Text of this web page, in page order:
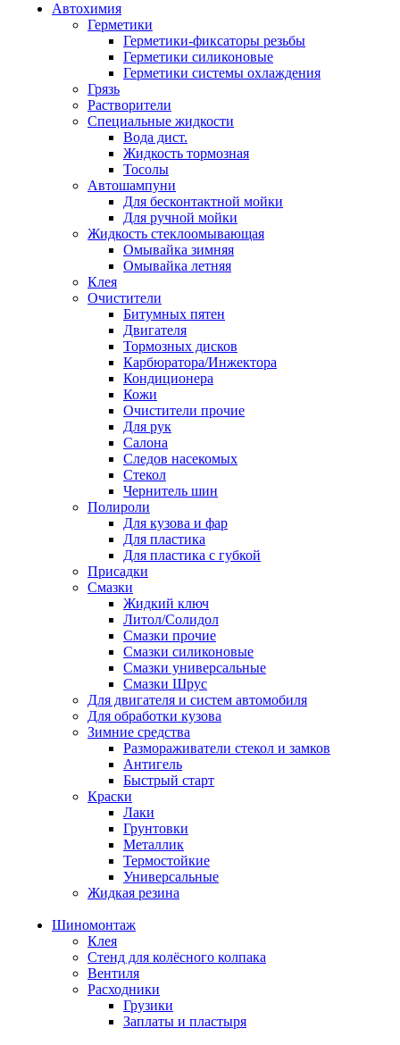
Автохимия
Герметики
Герметики-фиксаторы резьбы
Герметики силиконовые
Герметики системы охлаждения
Грязь
Растворители
Специальные жидкости
Вода дист.
Жидкость тормозная
Тосолы
Автошампуни
Для бесконтактной мойки
Для ручной мойки
Жидкость стеклоомывающая
Омывайка зимняя
Омывайка летняя
Клея
Очистители
Битумных пятен
Двигателя
Тормозных дисков
Карбюратора/Инжектора
Кондиционера
Кожи
Очистители прочие
Для рук
Салона
Следов насекомых
Стекол
Чернитель шин
Полироли
Для кузова и фар
Для пластика
Для пластика с губкой
Присадки
Смазки
Жидкий ключ
Литол/Солидол
Смазки прочие
Смазки силиконовые
Смазки универсальные
Смазки Шрус
Для двигателя и систем автомобиля
Для обработки кузова
Зимние средства
Размораживатели стекол и замков
Антигель
Быстрый старт
Краски
Лаки
Грунтовки
Металлик
Термостойкие
Универсальные
Жидкая резина
Шиномонтаж
Клея
Стенд для колёсного колпака
Вентиля
Расходники
Грузики
Заплаты и пластыря